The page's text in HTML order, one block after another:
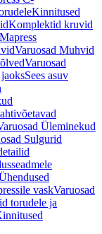
Kinnitused
Komplektid kruvid
Varuosad Muhvid
Varuosad
Sees asuv
Üleminekud
Sulgurid
vaskVaruosad
torudele ja